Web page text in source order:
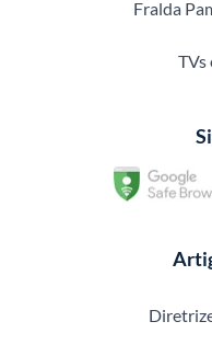
Fralda
TVs